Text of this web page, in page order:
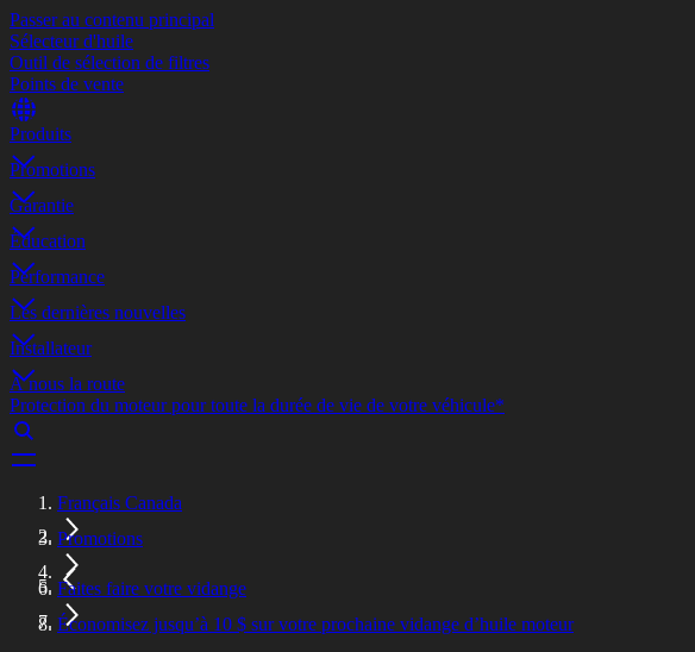
Passer au contenu principal
Sélecteur d'huile
Outil de sélection de filtres
Points de vente
Produits
Promotions
Garantie
Éducation
Performance
Les dernières nouvelles
Installateur
À nous la route
Protection du moteur pour toute la durée de vie de votre véhicule*
Français Canada
Promotions
Faites faire votre vidange
Économisez jusqu’à 10 $ sur votre prochaine vidange d’huile moteur